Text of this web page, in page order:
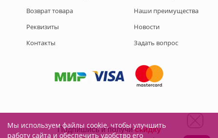
Возврат товара
Реквизиты
Контакты
Наши преимущества
Новости
Задать вопрос
Подписывайтесь на нас:
Мы используем файлы cookie, чтобы улучшить
работу сайта и обеспечить удобство его